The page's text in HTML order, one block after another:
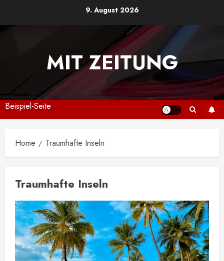
9. August 2026
MIT ZEITUNG
Beispiel-Seite
Home Traumhafte Inseln
Traumhafte Inseln